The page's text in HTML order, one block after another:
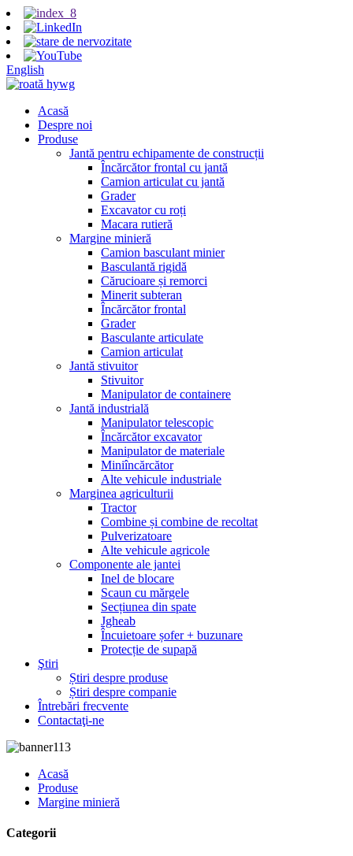
English
Acasă
Despre noi
Produse
Jantă pentru echipamente de construcții
Încărcător frontal cu jantă
Camion articulat cu jantă
Grader
Excavator cu roți
Macara rutieră
Margine minieră
Camion basculant minier
Basculantă rigidă
Cărucioare și remorci
Minerit subteran
Încărcător frontal
Grader
Basculante articulate
Camion articulat
Jantă stivuitor
Stivuitor
Manipulator de containere
Jantă industrială
Manipulator telescopic
Încărcător excavator
Manipulator de materiale
Miniîncărcător
Alte vehicule industriale
Marginea agriculturii
Tractor
Combine și combine de recoltat
Pulverizatoare
Alte vehicule agricole
Componente ale jantei
Inel de blocare
Scaun cu mărgele
Secțiunea din spate
Jgheab
Încuietoare șofer + buzunare
Protecție de supapă
Ştiri
Știri despre produse
Știri despre companie
Întrebări frecvente
Contactaţi-ne
Acasă
Produse
Margine minieră
Categorii